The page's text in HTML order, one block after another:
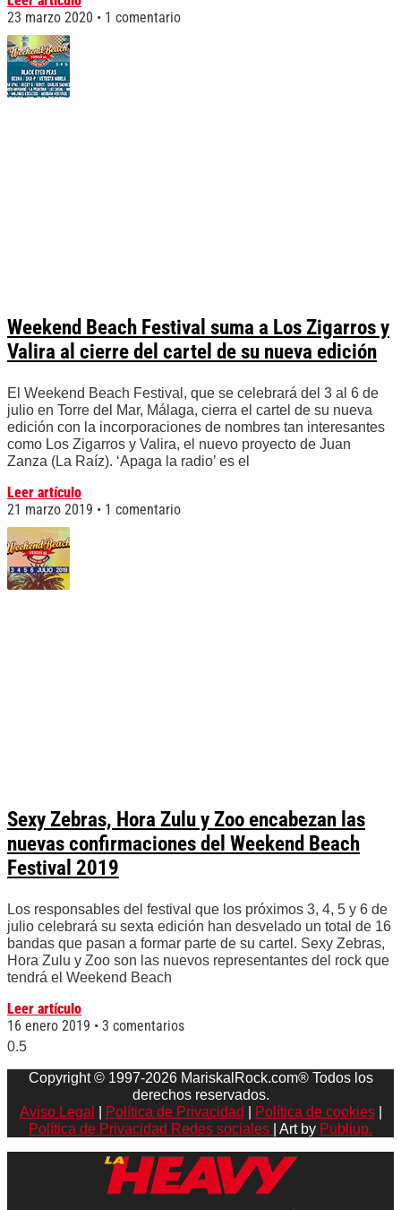
23 marzo 2020
1 comentario
Weekend Beach Festival suma a Los Zigarros y
Valira al cierre del cartel de su nueva edición
El Weekend Beach Festival, que se celebrará del 3 al 6 de
julio en Torre del Mar, Málaga, cierra el cartel de su nueva
edición con la incorporaciones de nombres tan interesantes
como Los Zigarros y Valira, el nuevo proyecto de Juan
Zanza (La Raíz). ‘Apaga la radio’ es el
Leer artículo
21 marzo 2019
1 comentario
Sexy Zebras, Hora Zulu y Zoo encabezan las
nuevas confirmaciones del Weekend Beach
Festival 2019
Los responsables del festival que los próximos 3, 4, 5 y 6 de
julio celebrará su sexta edición han desvelado un total de 16
bandas que pasan a formar parte de su cartel. Sexy Zebras,
Hora Zulu y Zoo son las nuevos representantes del rock que
tendrá el Weekend Beach
Leer artículo
16 enero 2019
3 comentarios
Copyright © 1997-2026 MariskalRock.com® Todos los
derechos reservados.
Aviso Legal
Política de Privacidad Política de cookies|
Política de Privacidad Redes sociales
| Art by Publiup.